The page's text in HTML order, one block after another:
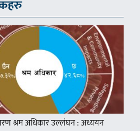
श्रम अधिकार उल्लंघन : अध्ययन